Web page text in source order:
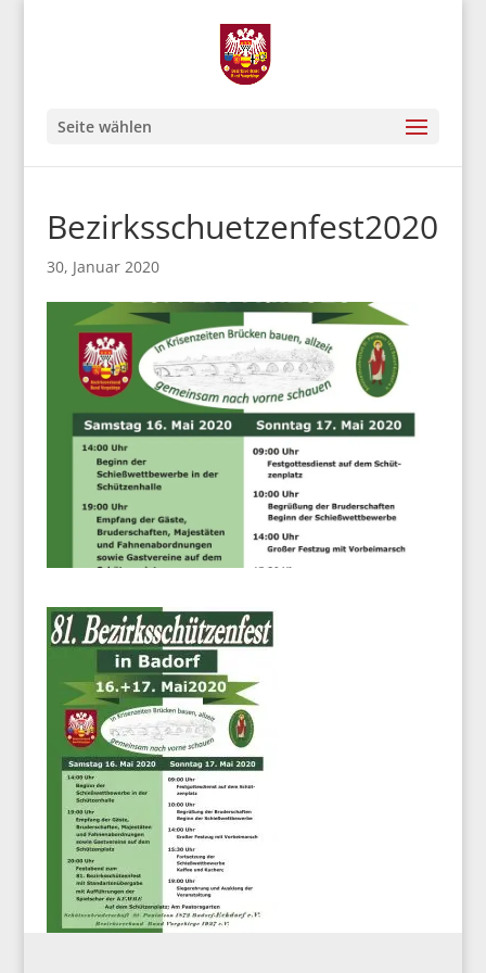
Seite wählen
Bezirksschuetzenfest2020
30, Januar 2020